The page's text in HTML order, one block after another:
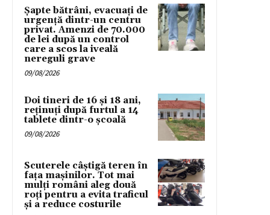
Șapte bătrâni, evacuați de
urgență dintr-un centru
privat. Amenzi de 70.000
de lei după un control
care a scos la iveală
nereguli grave
09/08/2026
Doi tineri de 16 și 18 ani,
reținuți după furtul a 14
tablete dintr-o școală
09/08/2026
Scuterele câștigă teren în
fața mașinilor. Tot mai
mulți români aleg două
roți pentru a evita traficul
și a reduce costurile